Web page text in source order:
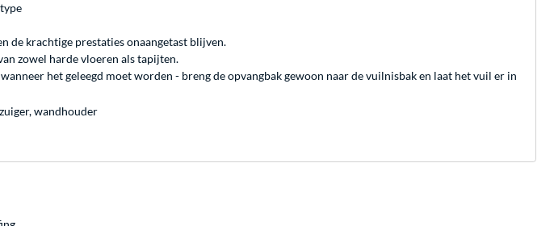
de krachtige prestaties onaangetast blijven.
zowel harde vloeren als tapijten.
het geleegd moet worden - breng de opvangbak gewoon naar de vuilnisbak en laat het vuil er in
wandhouder